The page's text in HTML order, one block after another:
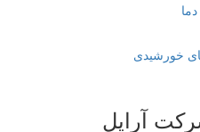
خورشیدی
آراپل